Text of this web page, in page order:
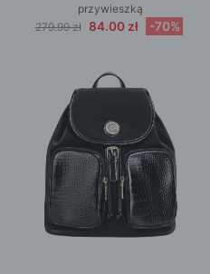
przywieszką
279.99 zł 84.00 zł -70%